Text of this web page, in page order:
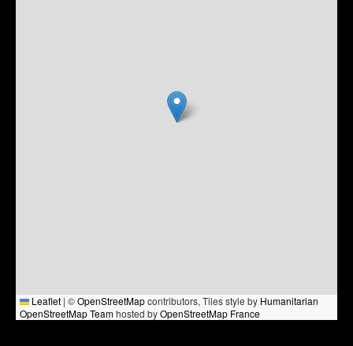
Leaflet | ©OpenStreetMapcontributors, Tiles style by Humanitarian
OpenStreetMap Teamhosted byOpenStreetMap France